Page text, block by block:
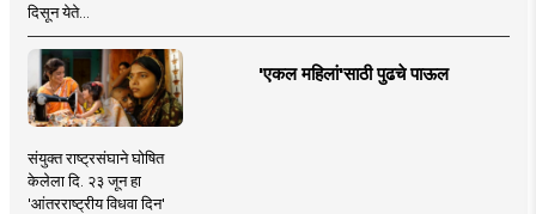
दिसून येते...
'एकल महिलां'साठी पुढचे पाऊल
संयुक्त राष्ट्रसंघाने घोषित
केलेला दि. २३ जून हा
'आंतरराष्ट्रीय विधवा दिन'